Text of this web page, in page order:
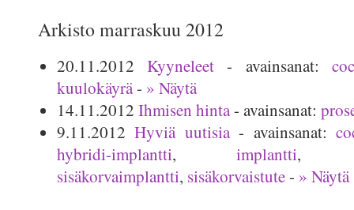
Arkisto marraskuu 2012
20.11.2012 Kyyneleet- avainsanat:
kuulokäyrä- » Näytä
14.11.2012 Ihmisen hinta- avainsanat:
9.11.2012 Hyviä uutisia- avainsanat:
hybridi-implantti, implantti
sisäkorvaimplantti, sisäkorvaistute- » Näytä